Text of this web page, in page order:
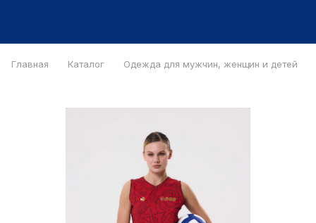
Главная Каталог Одежда для мужчин, женщин и детей